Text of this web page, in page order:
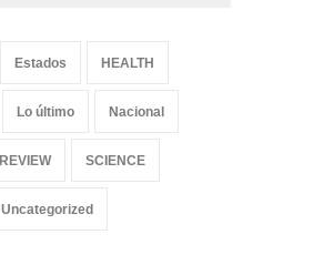
Estados HEALTH
Lo último Nacional
REVIEW SCIENCE
Uncategorized